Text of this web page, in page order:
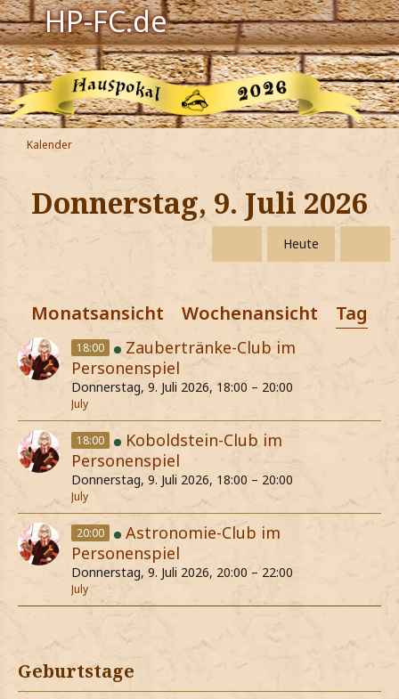
HP-FC.de
Navigation
Harry Potter
Der HP-FC
Hogwarts
Zauberwelt
Jetzt Fanclub-Mitglied werden!
Kalender
Donnerstag, 9. Juli 2026
Heute
Monatsansicht Wochenansicht
18:00
Zaubertränke-Club im
Personenspiel
Donnerstag, 9. Juli 2026, 18:00 – 20:00
July
18:00
Koboldstein-Club im
Personenspiel
Donnerstag, 9. Juli 2026, 18:00 – 20:00
July
20:00
Astronomie-Club im
Personenspiel
Donnerstag, 9. Juli 2026, 20:00 – 22:00
July
Geburtstage